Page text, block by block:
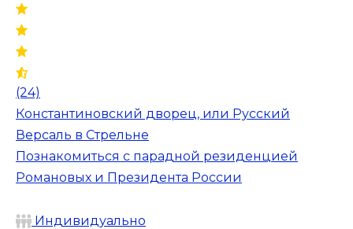
(24)
Константиновский дворец, или Русский
Версаль в Стрельне
Познакомиться с парадной резиденцией
Романовых и Президента России
Индивидуально